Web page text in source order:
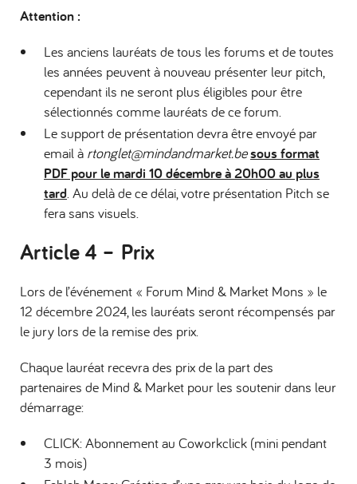
Attention :
Les anciens lauréats de tous les forums et de toutes
les années peuvent à nouveau présenter leur pitch,
cependant ils ne seront plus éligibles pour être
sélectionnés comme lauréats de ce forum.
Le support de présentation devra être envoyé par
email à rtonglet@mindandmarket.besous format
PDF pour le mardi 10 décembre à 20h00 au plus
tard . Au delà de ce délai, votre présentation Pitch se
fera sans visuels
Article 4 – Prix
Lors de l’événement « Forum Mind & Market Mons » le
12 décembre 2024, les lauréats seront récompensés par
le jury lors de la remise des prix.
Chaque lauréat recevra des prix de la part des
partenaires de Mind & Market pour les soutenir dans leur
démarrage:
CLICK: Abonnement au Coworkclick (mini pendant
3 mois)